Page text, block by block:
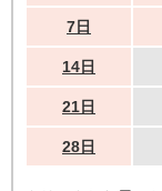
7日
14日
21日
28日